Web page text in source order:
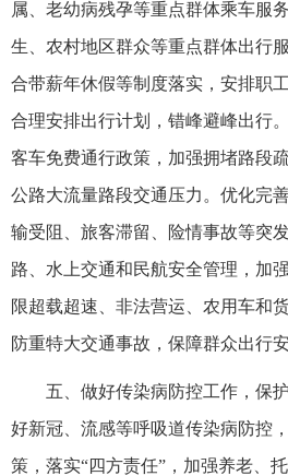
属、老幼病残孕等重点群体乘车服
生、农村地区群众等重点群体出行
合带薪年休假等制度落实，安排职
合理安排出行计划，错峰避峰出行
客车免费通行政策，加强拥堵路段
公路大流量路段交通压力。优化完
输受阻、旅客滞留、险情事故等突
路、水上交通和民航安全管理，加
限超载超速、非法营运、农用车和
防重特大交通事故，保障群众出行安
五、做好传染病防控工作，保
好新冠、流感等呼吸道传染病防控
策，落实“四方责任”，加强养老、